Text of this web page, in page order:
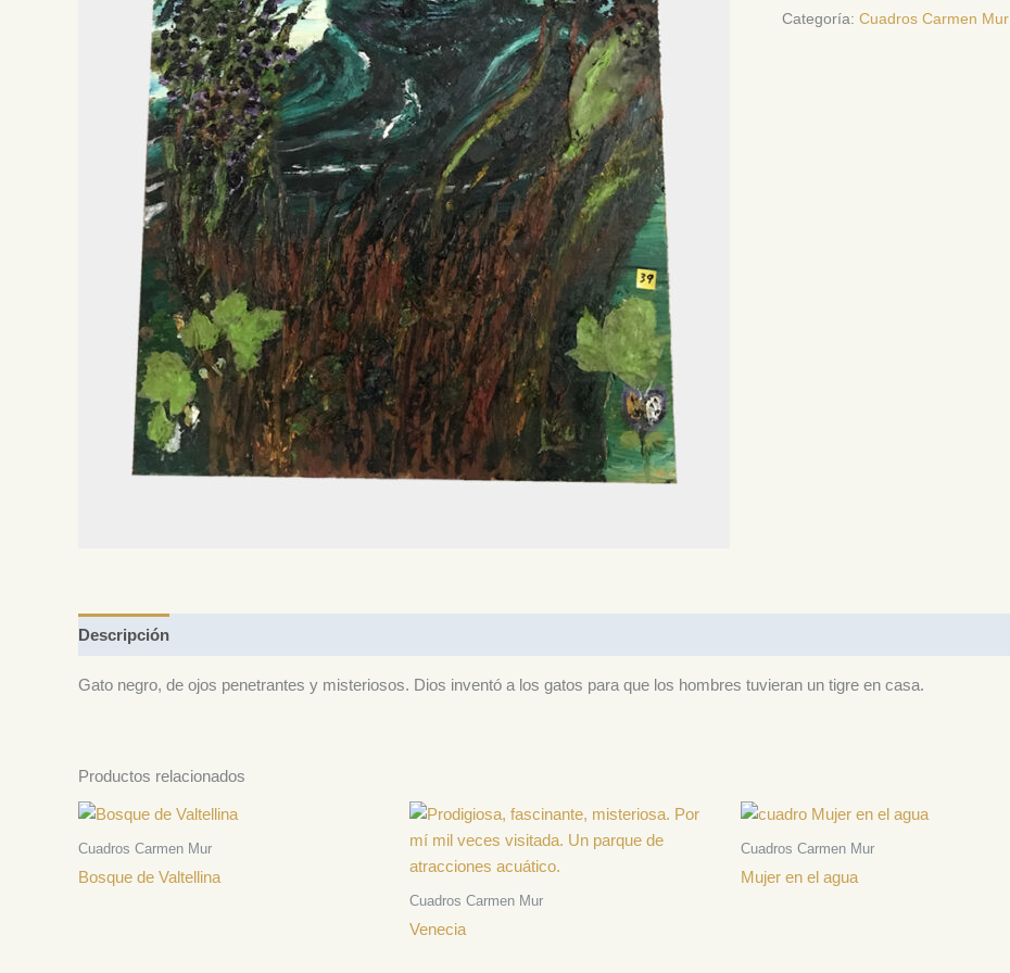
Categoría: Cuadros Carmen Mur
Descripción
Gato negro, de ojos penetrantes y misteriosos. Dios inventó a los gatos para que los hombres tuvieran un tigre en casa.
Productos relacionados
Cuadros Carmen Mur
Bosque de Valtellina
Cuadros Carmen Mur
Venecia
Cuadros Carmen Mur
Mujer en el agua